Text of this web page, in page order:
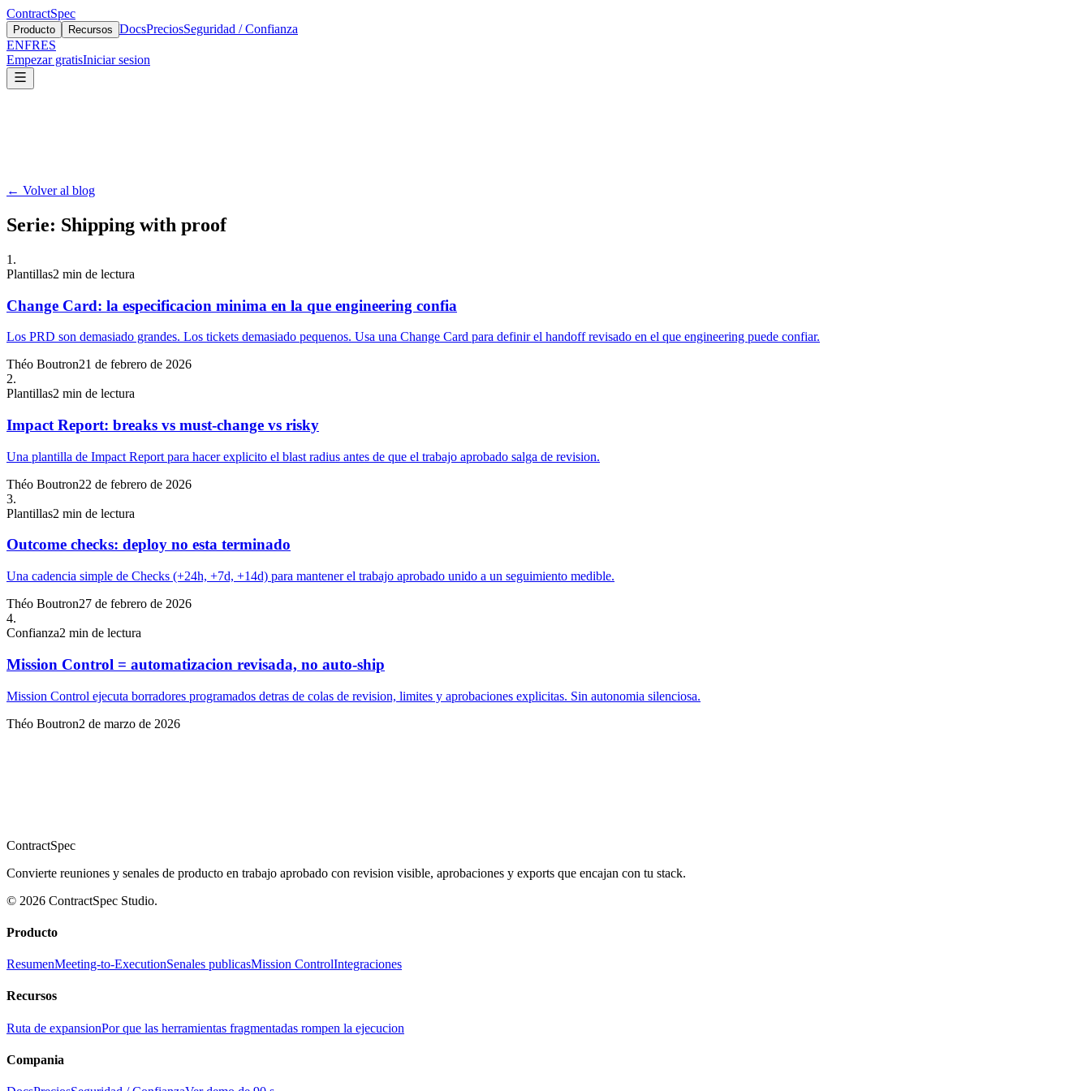
ContractSpec
Producto Recursos DocsPreciosSeguridad / Confianza
ENFRES
Empezar gratisIniciar sesion
← Volver al blog
Serie: Shipping with proof
1 .
Plantillas2 min de lectura
Change Card: la especificacion minima en la que engineering confia
Los PRD son demasiado grandes. Los tickets demasiado pequenos. Usa una Change Card para definir el handoff revisado en el que engineering puede confiar.
Théo Boutron21 de febrero de 2026
2.
Plantillas2 min de lectura
Impact Report: breaks vs must-change vs risky
Una plantilla de Impact Report para hacer explicito el blast radius antes de que el trabajo aprobado salga de revision.
Théo Boutron22 de febrero de 2026
3.
Plantillas2 min de lectura
Outcome checks: deploy no esta terminado
Una cadencia simple de Checks (+24h, +7d, +14d) para mantener el trabajo aprobado unido a un seguimiento medible.
Théo Boutron27 de febrero de 2026
4.
Confianza2 min de lectura
Mission Control = automatizacion revisada, no auto-ship
Mission Control ejecuta borradores programados detras de colas de revision, limites y aprobaciones explicitas. Sin autonomia silenciosa.
Théo Boutron2 de marzo de 2026
ContractSpec
Convierte reuniones y senales de producto en trabajo aprobado con revision visible, aprobaciones y exports que encajan con tu stack.
© 2026 ContractSpec Studio.
Producto
ResumenMeeting-to-ExecutionSenales publicasMission ControlIntegraciones
Recursos
Ruta de expansionPor que las herramientas fragmentadas rompen la ejecucion
Compania